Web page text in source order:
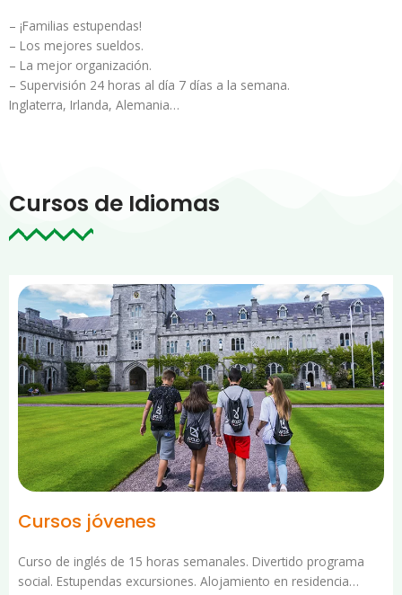
– ¡Familias estupendas!
– Los mejores sueldos.
– La mejor organización.
– Supervisión 24 horas al día 7 días a la semana.
Inglaterra, Irlanda, Alemania…
Cursos de Idiomas
Cursos jóvenes
Curso de inglés de 15 horas semanales. Divertido programa
social. Estupendas excursiones. Alojamiento en residencia…